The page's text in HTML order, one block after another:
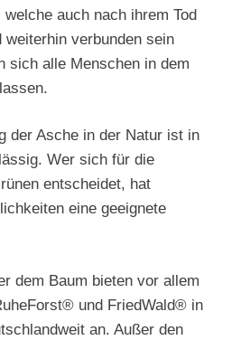
auch nach ihrem Tod
verbunden sein
sich alle Menschen in dem
der Asche in der Natur ist in
Wer sich für die
entscheidet, hat
eine geeignete
dem Baum bieten vor allem
und FriedWald® in
an. Außer den